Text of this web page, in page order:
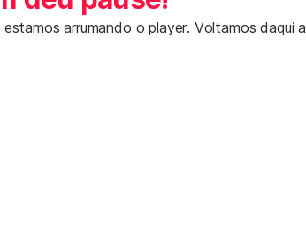
arrumando o player. Voltamos daqui a